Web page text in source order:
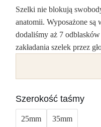
Szelki nie blokują
anatomii. Wyposażone
dodaliśmy aż 7
zakładania szelek przez
Szerokość taśmy
25mm 35mm